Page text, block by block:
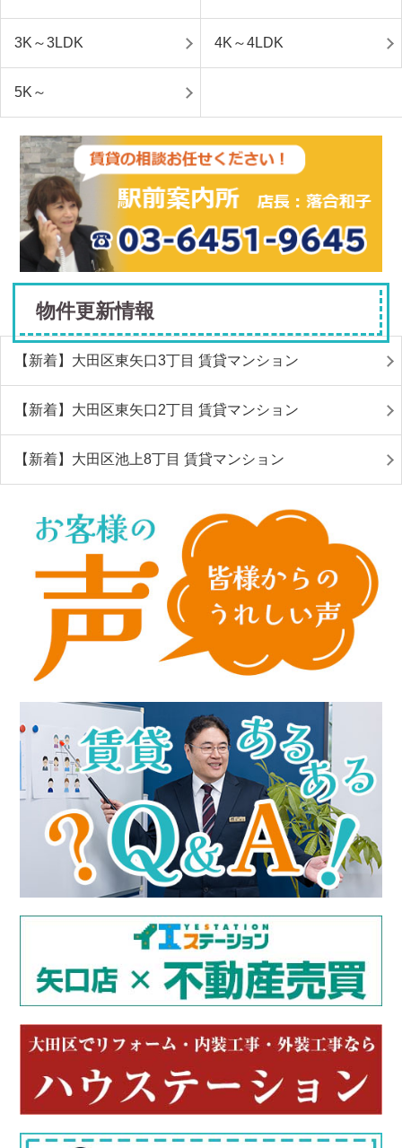
3K～3LDK 4K～4LDK
5K～
物件更新情報
【新着】大田区東矢口3丁目 賃貸マンション
【新着】大田区東矢口2丁目 賃貸マンション
【新着】大田区池上8丁目 賃貸マンション